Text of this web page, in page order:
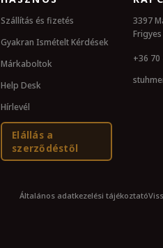
Szállítás és fizetés
Gyakran Ismételt Kérdések
Márkaboltok
Help Desk
Hírlevél
Elállás a
szerződéstől
3397
Frigyes
+36 70
Általános adatkezelési tájékoztató